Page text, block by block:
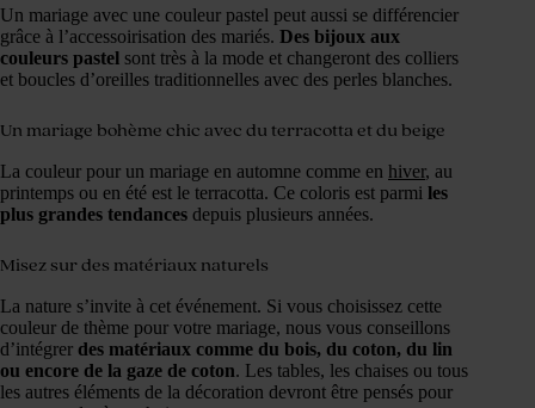
Un mariage avec une couleur pastel peut aussi se différencier
grâce à l’accessoirisation des mariés. Des bijoux aux
couleurs pastel sont très à la mode et changeront des colliers
et boucles d’oreilles traditionnelles avec des perles blanches.
Un mariage bohème chic avec du terracotta et du beige
La couleur pour un mariage en automne comme en hiver, au
printemps ou en été est le terracotta. Ce coloris est parmi les
plus grandes tendances depuis plusieurs années.
Misez sur des matériaux naturels
La nature s’invite à cet événement. Si vous choisissez cette
couleur de thème pour votre mariage, nous vous conseillons
d’intégrer des matériaux comme du bois, du coton, du lin
ou encore de la gaze de coton. Les tables, les chaises ou tous
les autres éléments de la décoration devront être pensés pour